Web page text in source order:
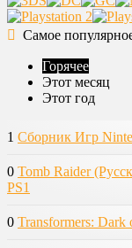
Самое
Горячее
Этот месяц
Этот год
1 Сборник Игр
0 Tomb Raider
PS1
0 Transformers: